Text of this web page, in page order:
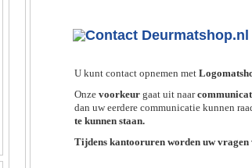
U kunt contact opnemen met
Onzevoorkeur gaat uit naar
dan uw eerdere communicatie kunnen
te kunnen staan.
Tijdens kantooruren worden uw